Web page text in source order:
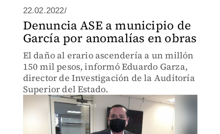
22.02.2022/
Denuncia ASE a municipio de
García por anomalías en obras
El daño al erario ascendería a un millón
150 mil pesos, informó Eduardo Garza,
director de Investigación de la Auditoría
Superior del Estado.